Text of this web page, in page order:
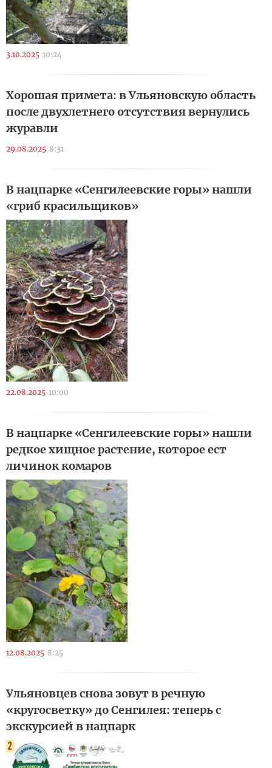
3.10.2025 10:24
Хорошая примета: в Ульяновскую область
после двухлетнего отсутствия вернулись
журавли
29.08.2025 8:31
В нацпарке «Сенгилеевские горы» нашли
«гриб красильщиков»
22.08.2025 10:00
В нацпарке «Сенгилеевские горы» нашли
редкое хищное растение, которое ест
личинок комаров
12.08.2025 8:25
Ульяновцев снова зовут в речную
«кругосветку» до Сенгилея: теперь с
экскурсией в нацпарк